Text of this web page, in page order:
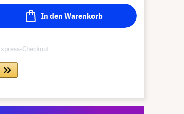
In den Warenkorb
Checkout